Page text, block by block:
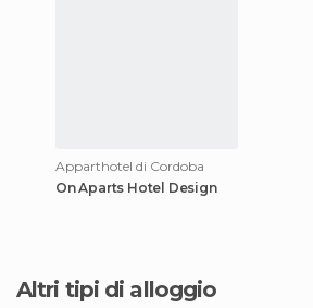
Apparthotel di Cordoba
On Aparts Hotel Design
Altri tipi di alloggio